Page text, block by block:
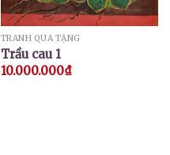
TRANH QUÀ TẶNG
Trầu cau 1
10.000.000₫